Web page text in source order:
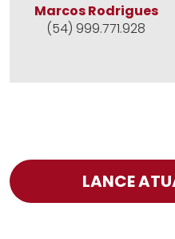
Marcos Rodrigues
(54) 999.771.928
LANCE